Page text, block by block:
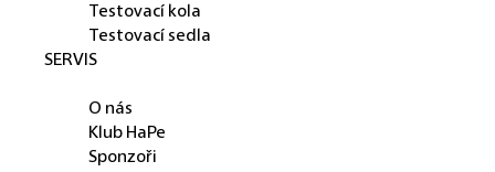
Testovací kola
Testovací sedla
SERVIS
O nás
Klub HaPe
Sponzoři